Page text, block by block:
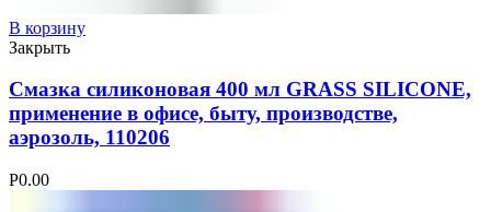
В корзину
Закрыть
Смазка силиконовая 400 мл GRASS SILICONE,
применение в офисе, быту, производстве,
аэрозоль, 110206
Р0.00